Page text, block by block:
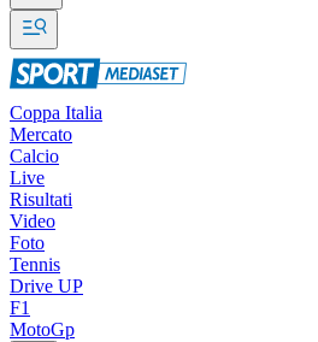
Coppa Italia
Mercato
Calcio
Live
Risultati
Video
Foto
Tennis
Drive UP
F1
MotoGp